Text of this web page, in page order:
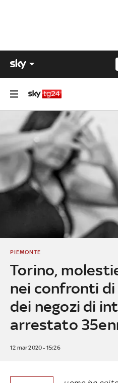
Torino,
nei confronti
dei negozi di
arrestato
PIEMONTE
12 mar 2020 - 15:26